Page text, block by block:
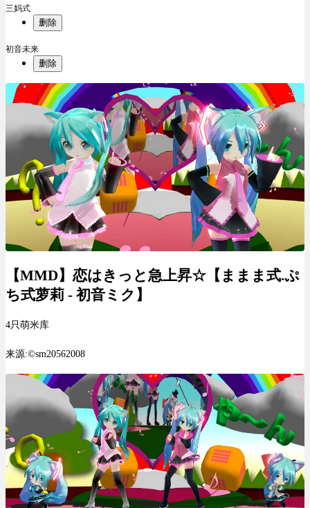
三妈式
删除
初音未来
删除
【MMD】恋はきっと急上昇☆【ままま式.ぷ
ち式萝莉 - 初音ミク】
4只萌米库
来源:©sm20562008